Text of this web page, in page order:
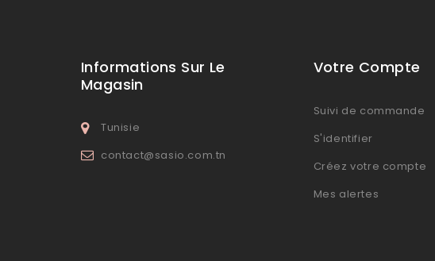
Informations Sur Le
Magasin
Tunisie
contact@sasio.com.tn
Votre Compte
Suivi de commande
S'identifier
Créez votre compte
Mes alertes